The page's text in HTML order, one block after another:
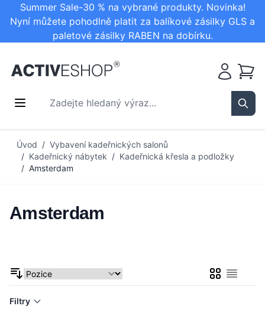
Summer Sale-30 % na vybrané produkty. Novinka!
Nyní můžete pohodlně platit za balíkové zásilky GLS a
paletové zásilky RABEN na dobírku.
Zadejte hledaný výraz...
Košík
Úvod / Vybavení kadeřnických salonů
/ Kadeřnický nábytek / Kadeřnická křesla a podložky
/ Amsterdam
Amsterdam
MřížkaSeznam
Filtry